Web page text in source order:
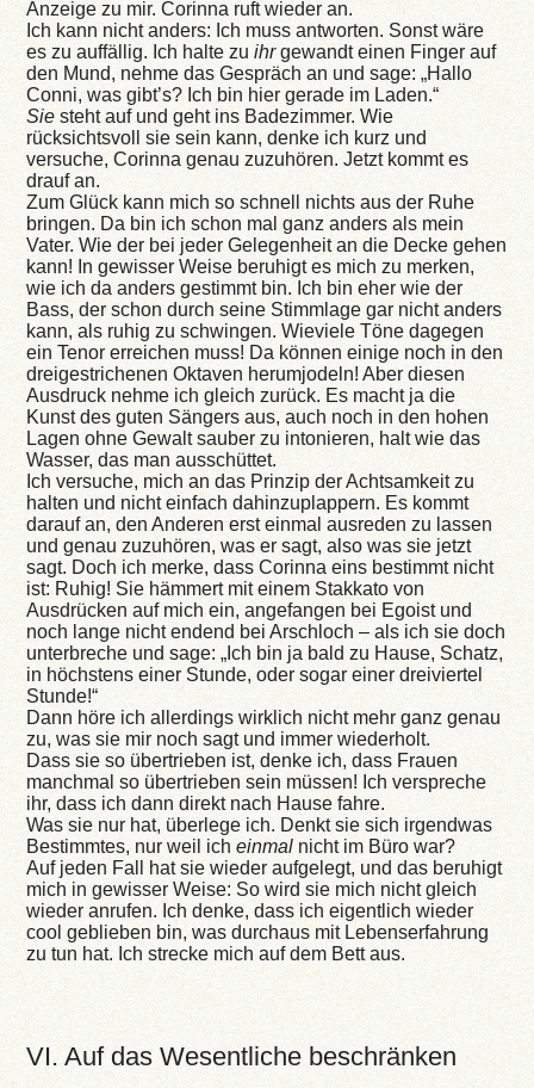
Anzeige zu mir. Corinna ruft wieder an.
Ich kann nicht anders: Ich muss antworten. Sonst wäre
es zu auffällig. Ich halte zuihrgewandt einen Finger auf
den Mund, nehme das Gespräch an und sage: „Hallo
Conni, was gibt’s? Ich bin hier gerade im Laden.“
Sie steht auf und geht ins Badezimmer. Wie
rücksichtsvoll sie sein kann, denke ich kurz und
versuche, Corinna genau zuzuhören. Jetzt kommt es
drauf an.
Zum Glück kann mich so schnell nichts aus der Ruhe
bringen. Da bin ich schon mal ganz anders als mein
Vater. Wie der bei jeder Gelegenheit an die Decke gehen
kann! In gewisser Weise beruhigt es mich zu merken,
wie ich da anders gestimmt bin. Ich bin eher wie der
Bass, der schon durch seine Stimmlage gar nicht anders
kann, als ruhig zu schwingen. Wieviele Töne dagegen
ein Tenor erreichen muss! Da können einige noch in den
dreigestrichenen Oktaven herumjodeln! Aber diesen
Ausdruck nehme ich gleich zurück. Es macht ja die
Kunst des guten Sängers aus, auch noch in den hohen
Lagen ohne Gewalt sauber zu intonieren, halt wie das
Wasser, das man ausschüttet.
Ich versuche, mich an das Prinzip der Achtsamkeit zu
halten und nicht einfach dahinzuplappern. Es kommt
darauf an, den Anderen erst einmal ausreden zu lassen
und genau zuzuhören, was er sagt, also was sie jetzt
sagt. Doch ich merke, dass Corinna eins bestimmt nicht
ist: Ruhig! Sie hämmert mit einem Stakkato von
Ausdrücken auf mich ein, angefangen bei Egoist und
noch lange nicht endend bei Arschloch – als ich sie doch
unterbreche und sage: „Ich bin ja bald zu Hause, Schatz,
in höchstens einer Stunde, oder sogar einer dreiviertel
Stunde!“
Dann höre ich allerdings wirklich nicht mehr ganz genau
zu, was sie mir noch sagt und immer wiederholt.
Dass sie so übertrieben ist, denke ich, dass Frauen
manchmal so übertrieben sein müssen! Ich verspreche
ihr, dass ich dann direkt nach Hause fahre.
Was sie nur hat, überlege ich. Denkt sie sich irgendwas
Bestimmtes, nur weil icheinmal nicht im Büro war?
Auf jeden Fall hat sie wieder aufgelegt, und das beruhigt
mich in gewisser Weise: So wird sie mich nicht gleich
wieder anrufen. Ich denke, dass ich eigentlich wieder
cool geblieben bin, was durchaus mit Lebenserfahrung
zu tun hat. Ich strecke mich auf dem Bett aus.
VI. Auf das Wesentliche beschränken